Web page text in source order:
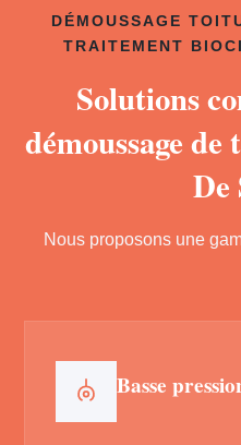
DÉMOUSSAGE
TRAITEMENT
Solutions
démoussage
De
Nous proposons une
Basse